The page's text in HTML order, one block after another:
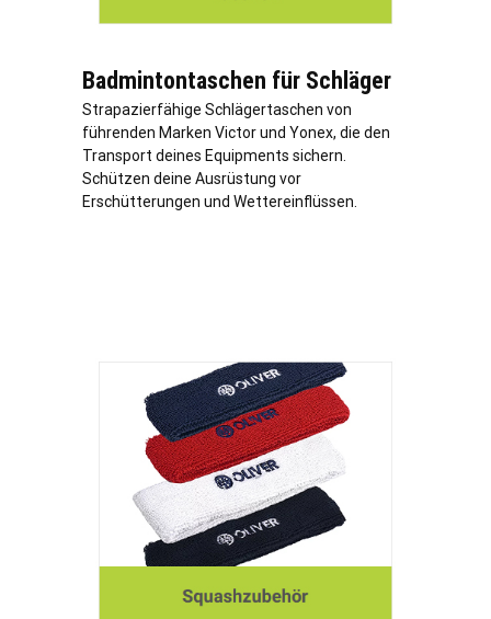
Badmintontaschen für Schläger
Strapazierfähige Schlägertaschen von
führenden Marken Victor und Yonex, die den
Transport deines Equipments sichern.
Schützen deine Ausrüstung vor
Erschütterungen und Wettereinflüssen.